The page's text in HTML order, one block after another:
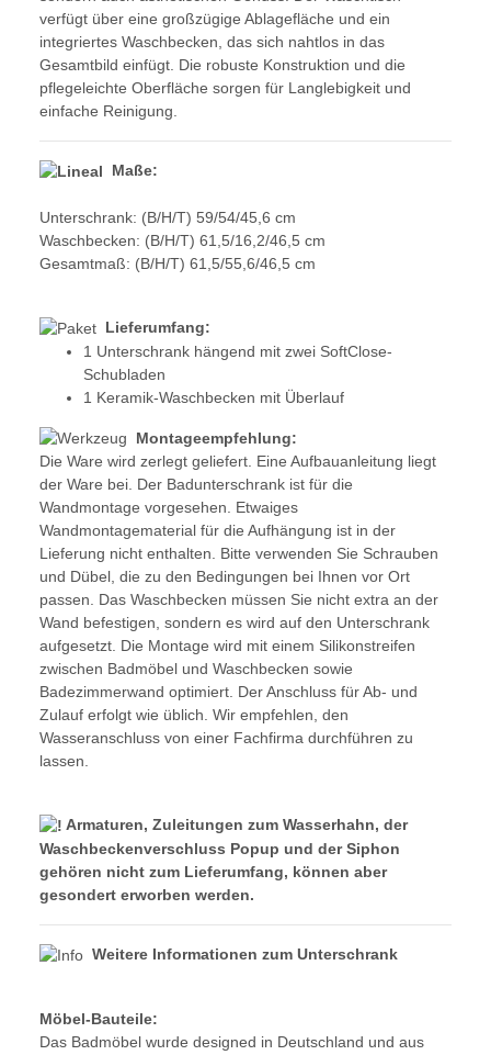
verfügt über eine großzügige Ablagefläche und ein
integriertes Waschbecken, das sich nahtlos in das
Gesamtbild einfügt. Die robuste Konstruktion und die
pflegeleichte Oberfläche sorgen für Langlebigkeit und
einfache Reinigung.
Maße:
Unterschrank: (B/H/T) 59/54/45,6 cm
Waschbecken: (B/H/T) 61,5/16,2/46,5 cm
Gesamtmaß: (B/H/T) 61,5/55,6/46,5 cm
Lieferumfang:
1 Unterschrank hängend mit zwei SoftClose-
Schubladen
1 Keramik-Waschbecken mit Überlauf
Montageempfehlung:
Die Ware wird zerlegt geliefert. Eine Aufbauanleitung liegt
der Ware bei. Der Badunterschrank ist für die
Wandmontage vorgesehen. Etwaiges
Wandmontagematerial für die Aufhängung ist in der
Lieferung nicht enthalten. Bitte verwenden Sie Schrauben
und Dübel, die zu den Bedingungen bei Ihnen vor Ort
passen. Das Waschbecken müssen Sie nicht extra an der
Wand befestigen, sondern es wird auf den Unterschrank
aufgesetzt. Die Montage wird mit einem Silikonstreifen
zwischen Badmöbel und Waschbecken sowie
Badezimmerwand optimiert. Der Anschluss für Ab- und
Zulauf erfolgt wie üblich. Wir empfehlen, den
Wasseranschluss von einer Fachfirma durchführen zu
lassen.
Armaturen, Zuleitungen zum Wasserhahn, der
Waschbeckenverschluss Popup und der Siphon
gehören nicht zum Lieferumfang, können aber
gesondert erworben werden.
Weitere Informationen zum Unterschrank
Möbel-Bauteile:
Das Badmöbel wurde designed in Deutschland und aus